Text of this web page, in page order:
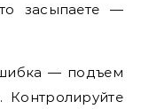
засыпаете —
— подъем
Контролируйте